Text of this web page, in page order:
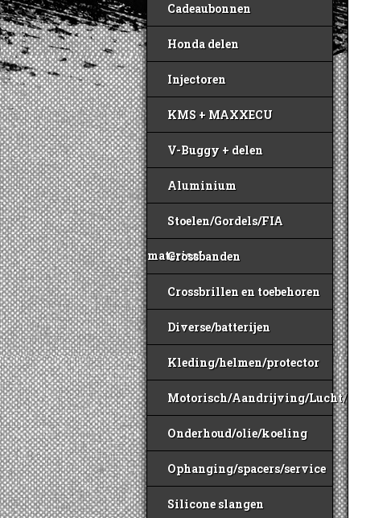
Cadeaubonnen
Honda delen
Injectoren
KMS + MAXXECU
V-Buggy + delen
Aluminium
Stoelen/Gordels/FIA
materiaal
Crossbanden
Crossbrillen en toebehoren
Diverse/batterijen
Kleding/helmen/protector
Motorisch/Aandrijving/Lucht/Benzine
Onderhoud/olie/koeling
Ophanging/spacers/service
Silicone slangen